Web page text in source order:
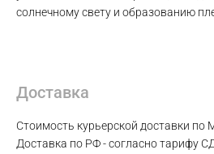
солнечному свету и образованию
Доставка
Стоимость курьерской доставки по
Доставка по РФ - согласно тарифу